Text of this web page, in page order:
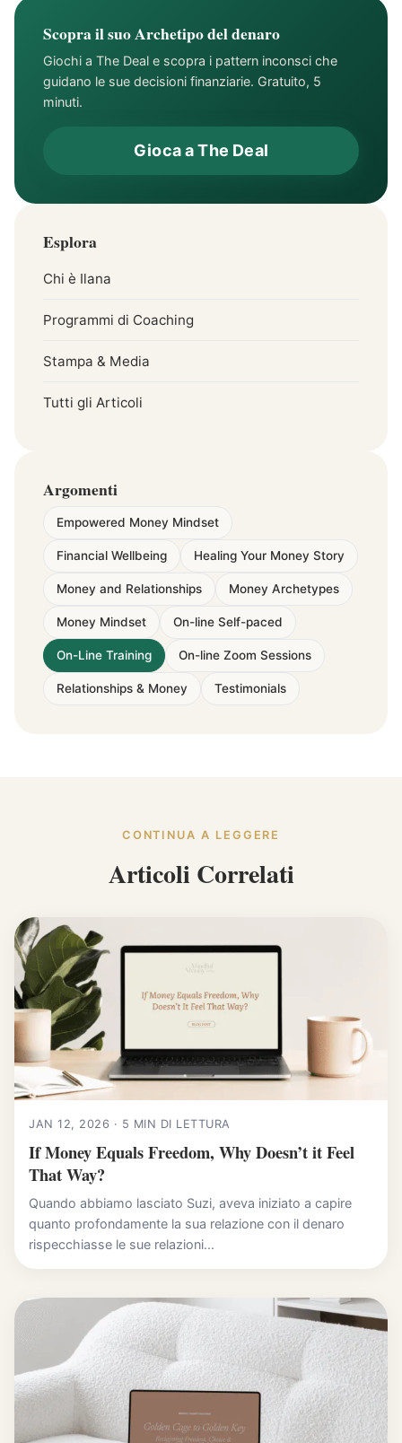
Scopra il suo Archetipo del denaro
Giochi a The Deal e scopra i pattern inconsci che
guidano le sue decisioni finanziarie. Gratuito, 5
minuti.
Gioca a The Deal
Esplora
Chi è Ilana
Programmi di Coaching
Stampa & Media
Tutti gli Articoli
Argomenti
Empowered Money Mindset
Financial Wellbeing Healing Your Money Story
Money and Relationships Money Archetypes
Money Mindset On-line Self-paced
On-Line Training On-line Zoom Sessions
Relationships & Money Testimonials
CONTINUA A LEGGERE
Articoli Correlati
JAN 12, 2026 · 5 MIN DI LETTURA
If Money Equals Freedom, Why Doesn’t it Feel
That Way?
Quando abbiamo lasciato Suzi, aveva iniziato a capire
quanto profondamente la sua relazione con il denaro
rispecchiasse le sue relazioni...